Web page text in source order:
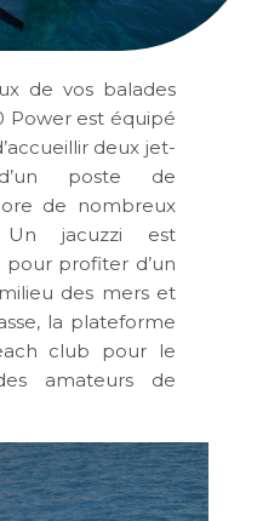
de vos balades
Power est équipé
deux jet-
poste de
de nombreux
Un jacuzzi est
profiter d’un
des mers et
la plateforme
club pour le
amateurs de